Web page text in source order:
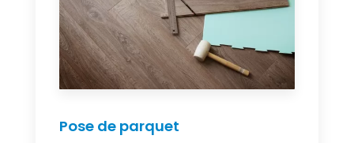
Pose de parquet